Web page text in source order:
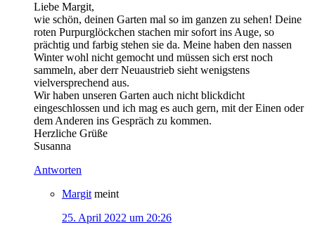
Liebe Margit,
wie schön, deinen Garten mal so im ganzen zu sehen! Deine
roten Purpurglöckchen stachen mir sofort ins Auge, so
prächtig und farbig stehen sie da. Meine haben den nassen
Winter wohl nicht gemocht und müssen sich erst noch
sammeln, aber derr Neuaustrieb sieht wenigstens
vielversprechend aus.
Wir haben unseren Garten auch nicht blickdicht
eingeschlossen und ich mag es auch gern, mit der Einen oder
dem Anderen ins Gespräch zu kommen.
Herzliche Grüße
Susanna
Antworten
Margit meint
25. April 2022 um 20:26